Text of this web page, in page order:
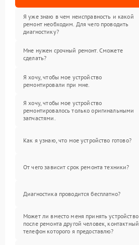
Я уже знаю в чем неисправность и какой
ремонт необходим. Для чего проводить
диагностику?
Мне нужен срочный ремонт. Сможете
сделать?
Я хочу, чтобы мое устройство
ремонтировали при мне.
Я хочу, чтобы мое устройство
ремонтировалось только оригинальными
запчастями.
Как я узнаю, что мое устройство готово?
От чего зависит срок ремонта техники?
Диагностика проводится бесплатно?
Может ли вместо меня принять устройство
после ремонта другой человек, контактный
телефон которого я предоставлю?